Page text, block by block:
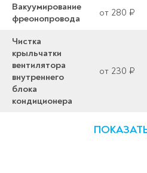
Вакуумирование
фреонопровода
от 280 ₽
Чистка
крыльчатки
вентилятора
внутреннего
блока
кондиционера
от 230 ₽